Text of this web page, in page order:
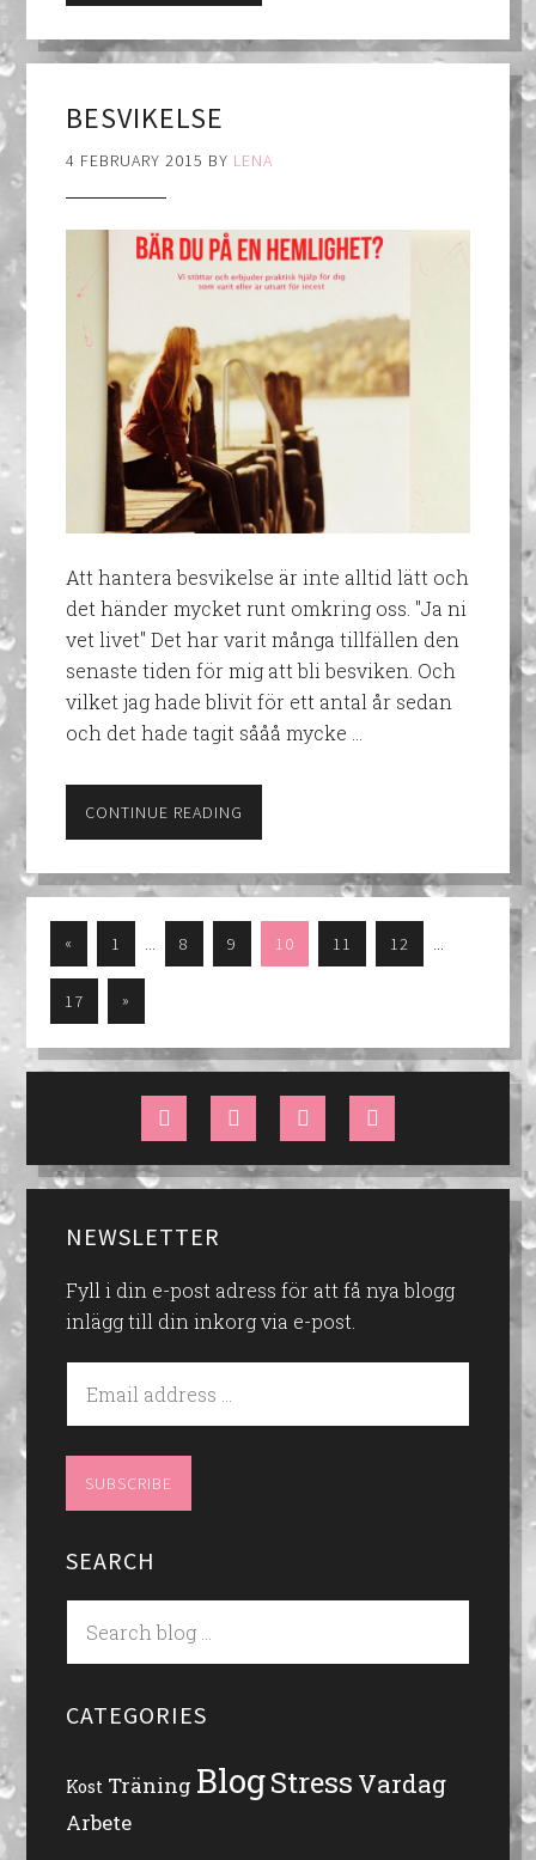
BESVIKELSE
4 FEBRUARY 2015 BY LENA
Att hantera besvikelse är inte alltid lätt och
det händer mycket runt omkring oss. "Ja ni
vet livet" Det har varit många tillfällen den
senaste tiden för mig att bli besviken. Och
vilket jag hade blivit för ett antal år sedan
och det hade tagit sååå mycke …
CONTINUE READING
« 1 … 8 9 10 11 12 …
17 »
NEWSLETTER
Fyll i din e-post adress för att få nya blogg
inlägg till din inkorg via e-post.
SEARCH
CATEGORIES
Kost Träning BlogStress Vardag
Arbete